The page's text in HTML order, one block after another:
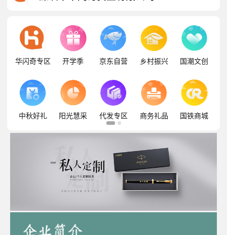
华闪奇专区 开学季 京东自营 乡村振兴 国潮文创
中秋好礼 阳光慧采 代发专区 商务礼品 国铁商城